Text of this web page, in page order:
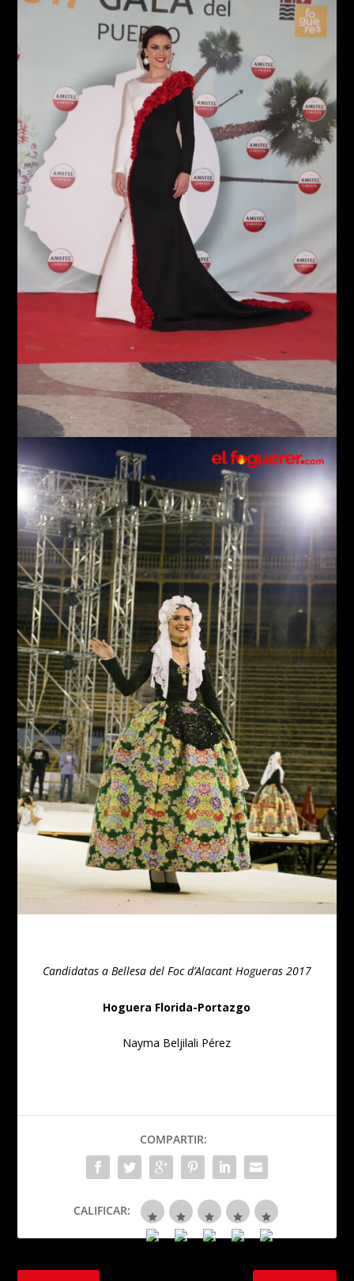
Candidatas a Bellesa del Foc d’Alacant Hogueras 2017
Hoguera Florida-Portazgo
Nayma Beljilali Pérez
COMPARTIR:
CALIFICAR: